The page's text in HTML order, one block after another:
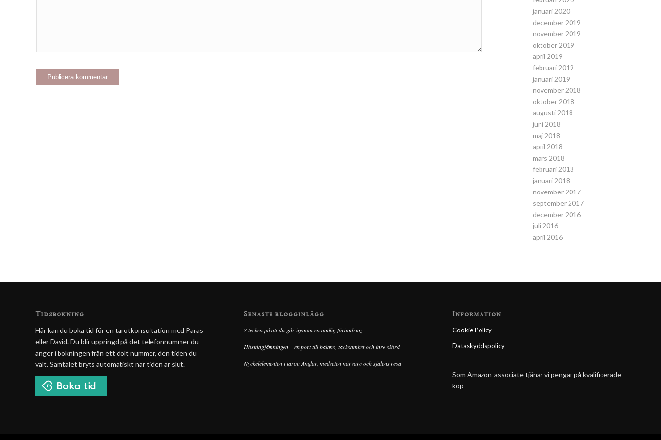
januari 2020
december 2019
november 2019
oktober 2019
april 2019
februari 2019
januari 2019
november 2018
oktober 2018
augusti 2018
juni 2018
maj 2018
april 2018
mars 2018
februari 2018
januari 2018
november 2017
september 2017
december 2016
juli 2016
april 2016
Tidsbokning
Här kan du boka tid för en tarotkonsultation med Paras
eller David. Du blir uppringd på det telefonnummer du
anger i bokningen från ett dolt nummer, den tiden du
valt. Samtalet bryts automatiskt när tiden är slut.
Senaste blogginlägg
7 tecken på att du går igenom en andlig förändring
Höstdagjämningen – en port till balans, tacksamhet och inre skörd
Nyckelelementen i tarot: Änglar, medveten närvaro och själens resa
Information
Cookie Policy
Dataskyddspolicy
Som Amazon-associate tjänar vi pengar på kvalificerade
köp